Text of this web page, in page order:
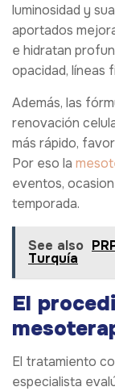
luminosidad y
aportados
e hidratan
opacidad, líneas
Además, las
renovación
más rápido,
Por eso la
eventos,
temporada.
See also
Turquía
El
El tratamiento
especialista